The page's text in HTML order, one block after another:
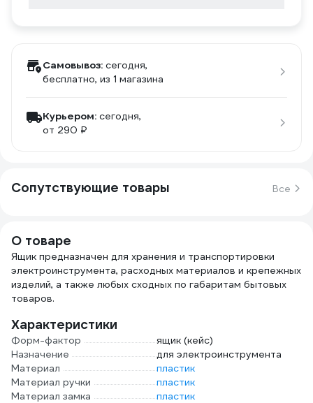
Самовывоз: сегодня,
бесплатно, из 1 магазина
Курьером: сегодня,
от 290 ₽
Сопутствующие товары Все
О товаре
Ящик предназначен для хранения и транспортировки
электроинструмента, расходных материалов и крепежных
изделий, а также любых сходных по габаритам бытовых
товаров.
Характеристики
Форм-фактор
ящик (кейс)
Назначение
для электроинструмента
Материал
пластик
Материал ручки
пластик
Материал замка
пластик